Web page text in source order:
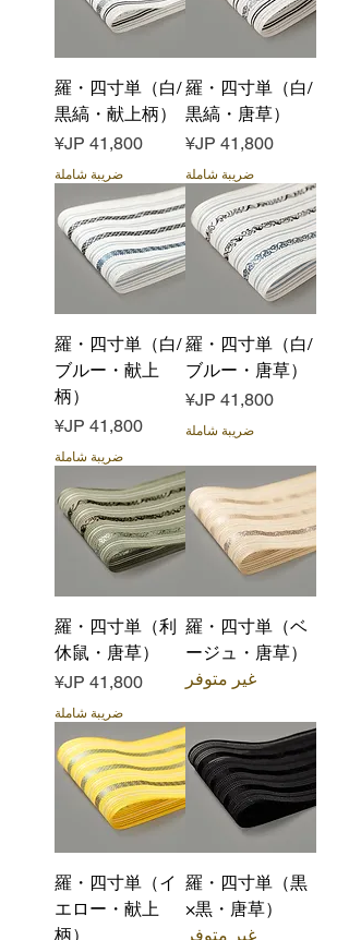
羅・四寸単（白/
黒縞・唐草）
السعر
ضريبة شاملة
羅・四寸単（白/
黒縞・献上柄）
السعر
ضريبة شاملة
羅・四寸単（白/
ブルー・唐草）
السعر
ضريبة شاملة
羅・四寸単（白/
ブルー・献上
柄）
السعر
ضريبة شاملة
羅・四寸単（ベ
ージュ・唐草）
غير متوفر
羅・四寸単（利
休鼠・唐草）
السعر
ضريبة شاملة
羅・四寸単（黒
×黒・唐草）
غير متوفر
羅・四寸単（イ
エロー・献上
柄）